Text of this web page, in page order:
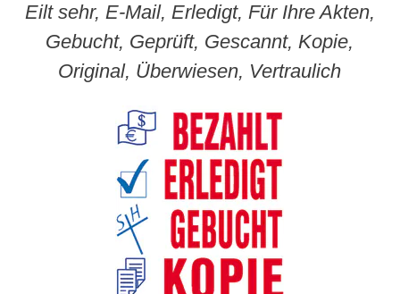
Eilt sehr, E-Mail, Erledigt, Für Ihre Akten,
Gebucht, Geprüft, Gescannt, Kopie,
Original, Überwiesen, Vertraulich